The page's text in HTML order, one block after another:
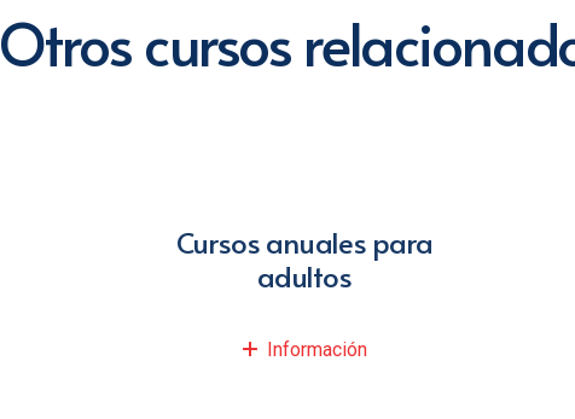
Otros cursos
Cursos anuales para
adultos
Información